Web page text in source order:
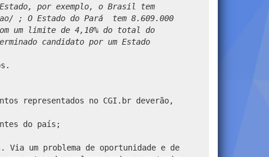
por exemplo, o Brasil tem
; O Estado do Pará tem 8.609.000
um limite de 4,10% do total do
candidato por um Estado
representados no CGI.br deverão,
do país;
um problema de oportunidade e de